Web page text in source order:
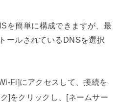
を簡単に構成できますが、最
ールされているDNSを選択
Fi]にアクセスして、接続を
]をクリックし、[ネームサー